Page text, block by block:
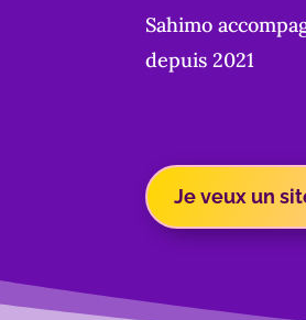
Sahimo
depuis 2021
Je veux un